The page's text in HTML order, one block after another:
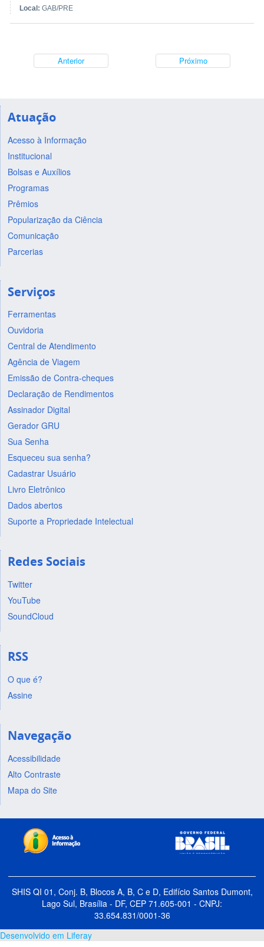
Local: GAB/PRE
Anterior Próximo
Atuação
Acesso à Informação
Institucional
Bolsas e Auxílios
Programas
Prêmios
Popularização da Ciência
Comunicação
Parcerias
Serviços
Ferramentas
Ouvidoria
Central de Atendimento
Agência de Viagem
Emissão de Contra-cheques
Declaração de Rendimentos
Assinador Digital
Gerador GRU
Sua Senha
Esqueceu sua senha?
Cadastrar Usuário
Livro Eletrônico
Dados abertos
Suporte a Propriedade Intelectual
Redes Sociais
Twitter
YouTube
SoundCloud
RSS
O que é?
Assine
Navegação
Acessibilidade
Alto Contraste
Mapa do Site
SHIS QI 01, Conj. B, Blocos A, B, C e D, Edifício Santos Dumont,
Lago Sul, Brasília - DF, CEP 71.605-001 - CNPJ:
33.654.831/0001-36
Desenvolvido em Liferay